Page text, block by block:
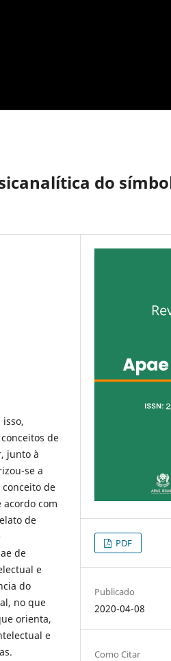
do
de
junto à
se a
de
com
de
de
e
do
no que
orienta,
e
PDF
Publicado
2020-04-08
Como Citar